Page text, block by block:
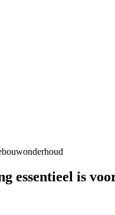
essentieel is